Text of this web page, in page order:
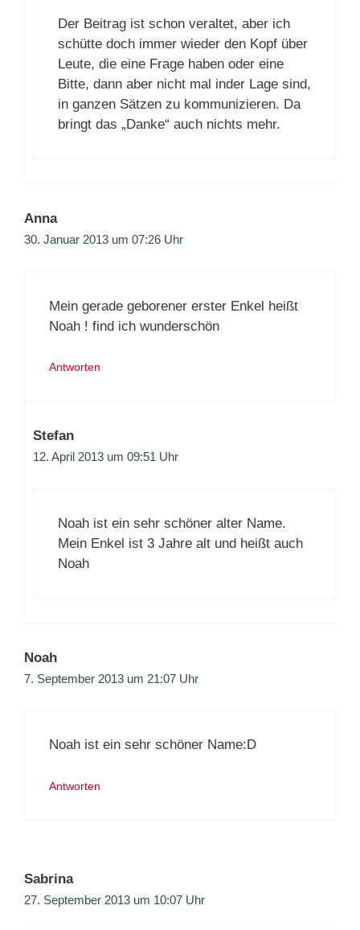
Der Beitrag ist schon veraltet, aber ich
schütte doch immer wieder den Kopf über
Leute, die eine Frage haben oder eine
Bitte, dann aber nicht mal inder Lage sind,
in ganzen Sätzen zu kommunizieren. Da
bringt das „Danke“ auch nichts mehr.
Anna
30. Januar 2013 um 07:26 Uhr
Mein gerade geborener erster Enkel heißt
Noah ! find ich wunderschön
Antworten
Stefan
12. April 2013 um 09:51 Uhr
Noah ist ein sehr schöner alter Name.
Mein Enkel ist 3 Jahre alt und heißt auch
Noah
Noah
7. September 2013 um 21:07 Uhr
Noah ist ein sehr schöner Name:D
Antworten
Sabrina
27. September 2013 um 10:07 Uhr